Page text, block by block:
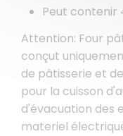
Peut contenir
Attention: Four
conçut
de pâtisserie et
pour la cuisson
d'évacuation des
materiel